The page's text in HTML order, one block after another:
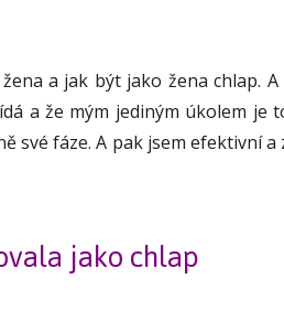
a jak být jako žena chlap.
a že mým jediným úkolem je
své fáze. A pak jsem efektivní a
jako chlap